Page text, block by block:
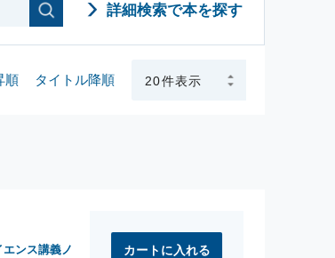
詳細検索で本を探す
順 タイトル降順
ンス講義ノ